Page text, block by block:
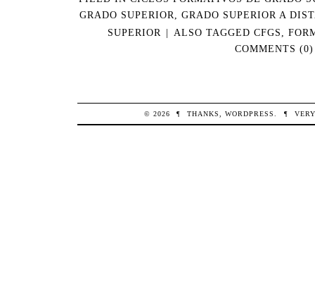
GRADO SUPERIOR
GRADO SUPERIOR A
SUPERIOR
| ALSO TAGGED CFGS
COMMENTS (0)
© 2026 ¶ THANKS,WORDPRESS ¶